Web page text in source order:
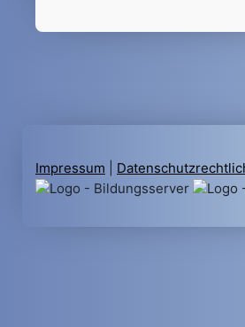
Impressum